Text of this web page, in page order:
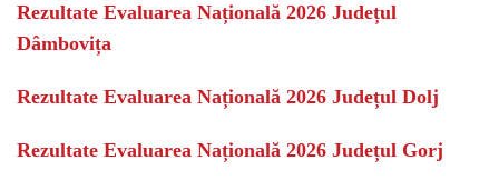
Rezultate Evaluarea Națională 2026 Județul
Dâmbovița
Rezultate Evaluarea Națională 2026 Județul Dolj
Rezultate Evaluarea Națională 2026 Județul Gorj